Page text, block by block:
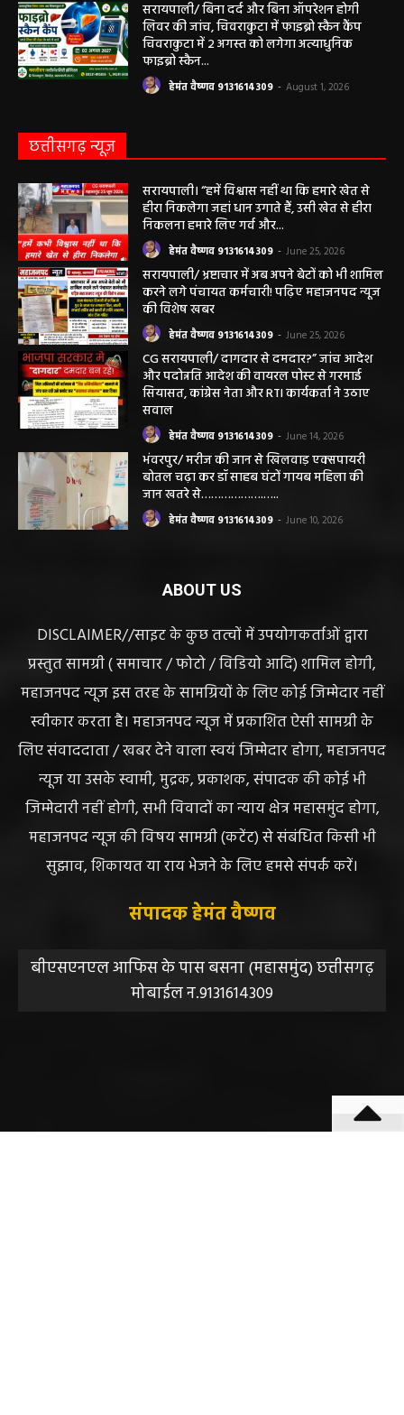
हेमंत वैष्णव 9131614309 - August 2, 2026
सरायपाली/ बिना दर्द और बिना ऑपरेशन होगी
लिवर की जांच, चिवराकुटा में फाइब्रो स्कैन कैंप
चिवराकुटा में 2 अगस्त को लगेगा अत्याधुनिक
फाइब्रो स्कैन...
छत्तीसगढ़ न्यूज़
सरायपाली। “हमें विश्वास नहीं था कि हमारे खेत से
हीरा निकलेगा जहां धान उगाते हैं, उसी खेत से हीरा
निकलना हमारे लिए गर्व और...
हेमंत वैष्णव 9131614309 - June 25, 2026
सरायपाली/ भ्रष्टाचार में अब अपने बेटों को भी शामिल
करने लगे पंचायत कर्मचारी! पढ़िए महाजनपद न्यूज
की विशेष खबर
हेमंत वैष्णव 9131614309 - June 25, 2026
CG सरायपाली/ दागदार से दमदार?” जांच आदेश
और पदोन्नति आदेश की वायरल पोस्ट से गरमाई
सियासत, कांग्रेस नेता और RTI कार्यकर्ता ने उठाए
सवाल
हेमंत वैष्णव 9131614309 - June 14, 2026
भंवरपुर/ मरीज की जान से खिलवाड़ एक्सपायरी
बोतल चढ़ा कर डॉ साहब घंटों गायब महिला की
जान खतरे से……………….…..
ABOUT US
DISCLAIMER//साइट के कुछ तत्वों में उपयोगकर्ताओं द्वारा
प्रस्तुत सामग्री ( समाचार / फोटो / विडियो आदि) शामिल होगी,
महाजनपद न्यूज इस तरह के सामग्रियों के लिए कोई जिम्मेदार नहीं
स्वीकार करता है। महाजनपद न्यूज में प्रकाशित ऐसी सामग्री के
लिए संवाददाता / खबर देने वाला स्वयं जिम्मेदार होगा, महाजनपद
न्यूज या उसके स्वामी, मुद्रक, प्रकाशक, संपादक की कोई भी
जिम्मेदारी नहीं होगी, सभी विवादों का न्याय क्षेत्र महासमुंद होगा,
महाजनपद न्यूज की विषय सामग्री (कटेंट) से संबंधित किसी भी
सुझाव, शिकायत या राय भेजने के लिए हमसे संपर्क करें।
संपादक हेमंत वैष्णव
बीएसएनएल आफिस के पास बसना (महासमुंद) छत्तीसगढ़